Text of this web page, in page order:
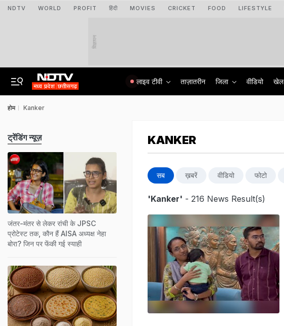
NDTV WORLD PROFIT हिंदी MOVIES CRICKET FOOD LIFESTYLE
विज्ञापन
लाइव टीवी ताज़ातरीन जिला वीडियो खेल
होम Kanker
KANKER
सब ख़बरें वीडियो फोटो
'Kanker' - 216 News Result(s)
ट्रेंडिंग न्यूज़
जंतर-मंतर से लेकर रांची के JPSC
प्रोटेस्ट तक, कौन हैं AISA अध्यक्ष नेहा
बोरा? जिन पर फेंकी गई स्याही